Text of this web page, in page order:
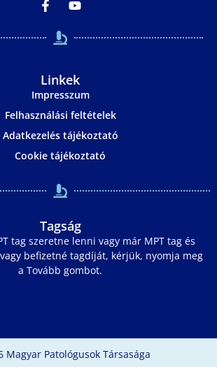
Linkek
Impresszum
Felhasználási feltételek
Adatkezelés tájékoztató
Cookie tájékoztató
Tagság
tag szeretne lenni vagy már MPT tag és
befizetné tagdíját, kérjük, nyomja meg
a Tovább gombot.
Magyar Patológusok Társasága